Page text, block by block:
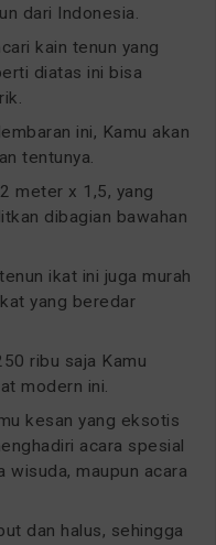
dari Indonesia.
kain tenun yang
diatas ini bisa
ini, Kamu akan
tentunya.
meter x 1,5, yang
dibagian bawahan
ikat ini juga murah
yang beredar
ribu saja Kamu
modern ini.
kesan yang eksotis
acara spesial
wisuda, maupun acara
dan halus, sehingga